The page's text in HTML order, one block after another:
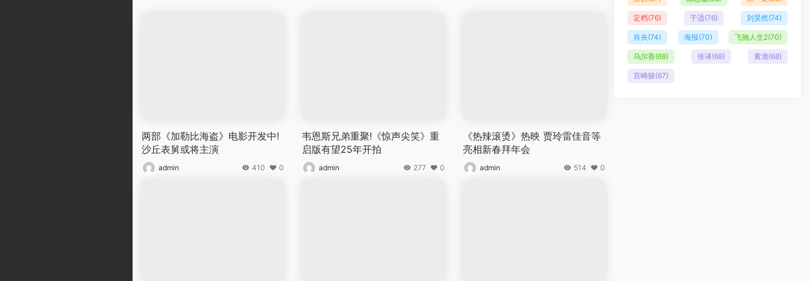
两部《加勒比海盗》电影开发中!
沙丘表舅或将主演
admin 410 0
韦恩斯兄弟重聚!《惊声尖笑》重
启版有望25年开拍
admin 277 0
《热辣滚烫》热映 贾玲雷佳音等
亮相新春拜年会
admin 514 0
定档(76) 于适(76) 刘昊然(74)
肖央(74) 海报(70) 飞驰人生2(70)
乌尔善(68) 张译(68) 黄渤(68)
宫崎骏(67)